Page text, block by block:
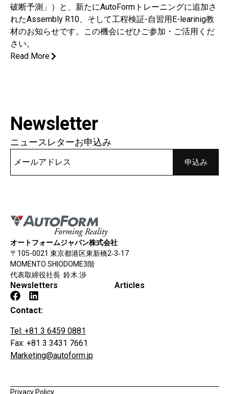
破断予測」）と、新たにAutoFormトレーニングに追加さ
れたAssembly R10、そして工程検証-自習用E-learinig教
材のお知らせです。この機会にぜひご参加・ご活用くだ
さい。
Read More
Newsletter
ニュースレターお申込み
オートフォームジャパン株式会社
〒105-0021 東京都港区東新橋2‐3‐17
MOMENTO SHIODOME3階
代表取締役社長 鈴木 渉
Newsletters Articles
Contact:
Tel: +81 3 6459 0881
Fax: +81 3 3431 7661
Marketing@autoform.jp
Privacy Policy